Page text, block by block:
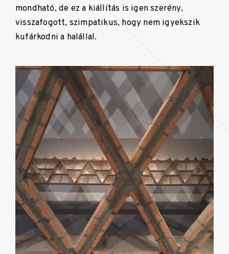
mondható, de ez a kiállítás is igen szerény,
visszafogott, szimpatikus, hogy nem igyekszik
kufárkodni a halállal.